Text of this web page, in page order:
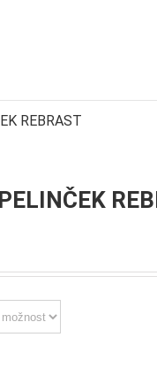
REBRAST